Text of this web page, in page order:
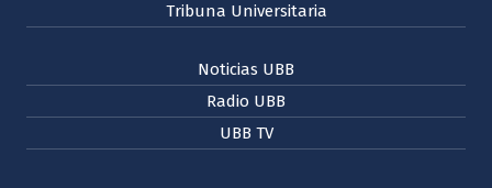
Tribuna Universitaria
Noticias UBB
Radio UBB
UBB TV